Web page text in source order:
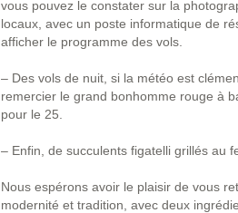
vous pouvez le constater sur la
locaux, avec un poste informatique de
afficher le programme des vols.
– Des vols de nuit, si la météo est
remercier le grand bonhomme rouge à
pour le 25.
– Enfin, de succulents figatelli grillés au
Nous espérons avoir le plaisir de vous
modernité et tradition, avec deux